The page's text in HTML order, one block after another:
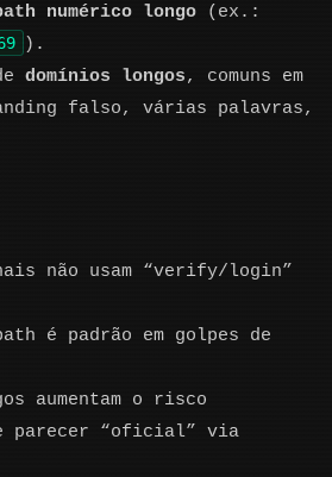
numérico longo (ex.:
).
domínios longos, comuns em
falso, várias palavras,
não usam “verify/login”
é padrão em golpes de
aumentam o risco
parecer “oficial” via